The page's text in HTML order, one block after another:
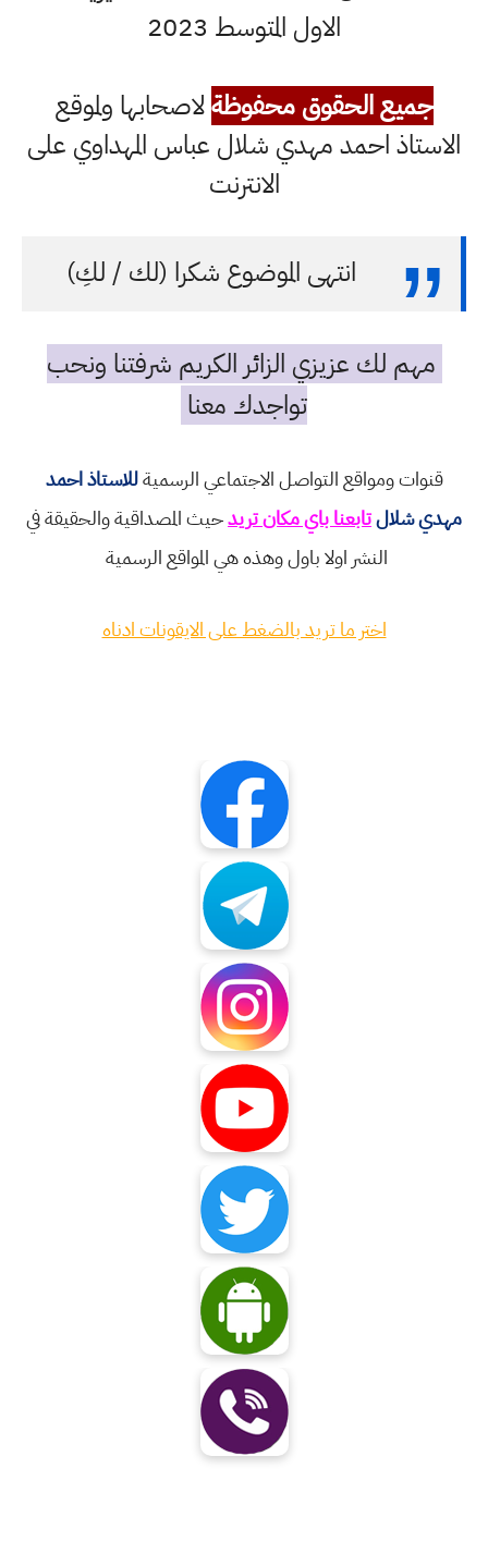
الاول المتوسط 2023
جميع الحقوق محفوظةلاصحابها ولموقع
الاستاذ احمد مهدي شلال عباس المهداوي على
الانترنت
انتهى الموضوع شكرا (لك / لكِ)
مهم لك عزيزي الزائر الكريم شرفتنا ونحب
تواجدك معنا
قنوات ومواقع التواصل الاجتماعي الرسميةللاستاذ احمد
مهدي شلالتابعنا باي مكان تريدحيث المصداقية والحقيقة في
النشر اولا باول وهذه هي المواقع الرسمية
اختر ما تريد بالضغط على الايقونات ادناه